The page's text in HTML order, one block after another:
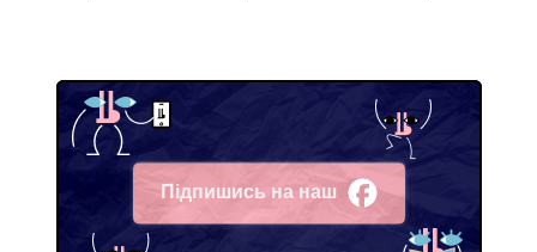
Підпишись на наш
Facebook